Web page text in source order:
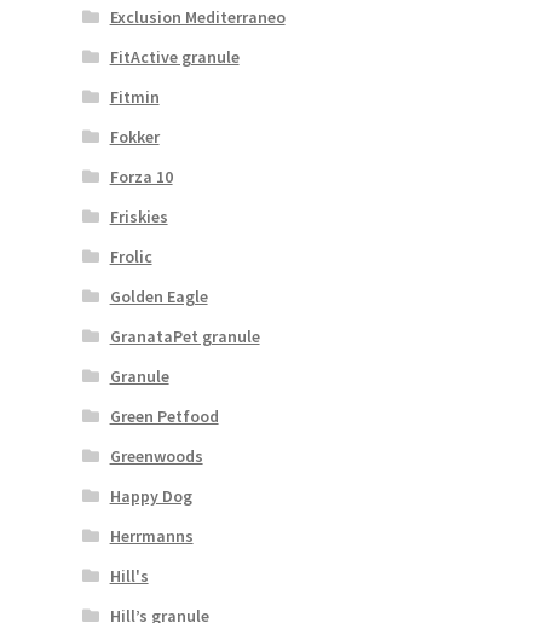
Exclusion Mediterraneo
FitActive granule
Fitmin
Fokker
Forza 10
Friskies
Frolic
Golden Eagle
GranataPet granule
Granule
Green Petfood
Greenwoods
Happy Dog
Herrmanns
Hill's
Hill’s granule